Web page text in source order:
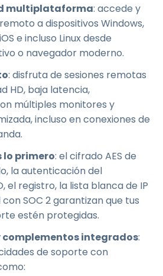
multiplataforma: accede y
a dispositivos Windows,
e incluso Linux desde
o navegador moderno.
: disfruta de sesiones remotas
HD, baja latencia,
múltiples monitores y
incluso en conexiones de
lo primero: el cifrado AES de
la autenticación del
el registro, la lista blanca de IP
SOC 2 garantizan que tus
estén protegidas.
complementos integrados:
de soporte con